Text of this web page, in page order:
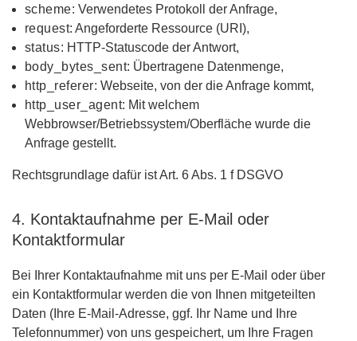
scheme: Verwendetes Protokoll der Anfrage,
request: Angeforderte Ressource (URI),
status: HTTP-Statuscode der Antwort,
body_bytes_sent: Übertragene Datenmenge,
http_referer: Webseite, von der die Anfrage kommt,
http_user_agent: Mit welchem
Webbrowser/Betriebssystem/Oberfläche wurde die
Anfrage gestellt.
Rechtsgrundlage dafür ist Art. 6 Abs. 1 f DSGVO
4. Kontaktaufnahme per E-Mail oder
Kontaktformular
Bei Ihrer Kontaktaufnahme mit uns per E-Mail oder über
ein Kontaktformular werden die von Ihnen mitgeteilten
Daten (Ihre E-Mail-Adresse, ggf. Ihr Name und Ihre
Telefonnummer) von uns gespeichert, um Ihre Fragen